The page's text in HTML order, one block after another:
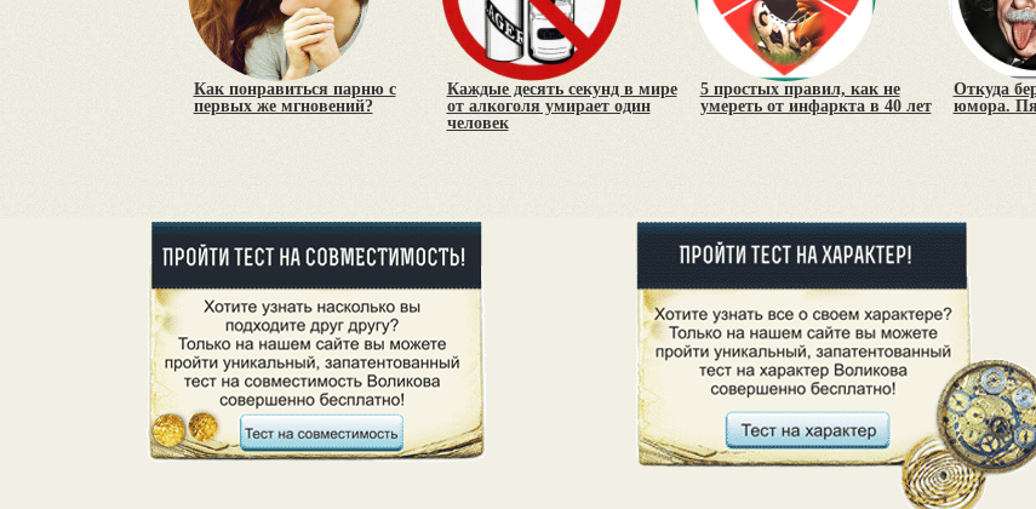
Как понравиться парню с
первых же мгновений?
Каждые десять секунд в мире
от алкоголя умирает один
человек
5 простых правил, как не
умереть от инфаркта в 40 лет
Откуда
юмора.